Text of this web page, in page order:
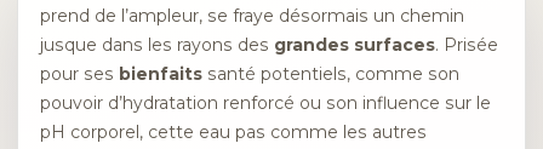
prend de l’ampleur, se fraye désormais un chemin
jusque dans les rayons des grandes surfaces. Prisée
pour ses bienfaits santé potentiels, comme son
pouvoir d’hydratation renforcé ou son influence sur le
pH corporel, cette eau pas comme les autres